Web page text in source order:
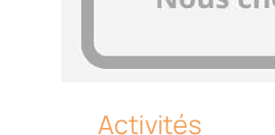
Activités